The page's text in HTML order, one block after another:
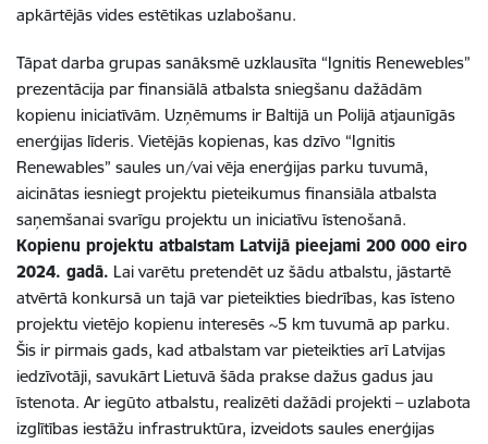
apkārtējās vides estētikas uzlabošanu.
Tāpat darba grupas sanāksmē uzklausīta “Ignitis Renewebles”
prezentācija par finansiālā atbalsta sniegšanu dažādām
kopienu iniciatīvām. Uzņēmums ir Baltijā un Polijā atjaunīgās
enerģijas līderis. Vietējās kopienas, kas dzīvo “Ignitis
Renewables” saules un/vai vēja enerģijas parku tuvumā,
aicinātas iesniegt projektu pieteikumus finansiāla atbalsta
saņemšanai svarīgu projektu un iniciatīvu īstenošanā.
Kopienu projektu atbalstam Latvijā pieejami 200 000 eiro
2024. gadā. Lai varētu pretendēt uz šādu atbalstu, jāstartē
atvērtā konkursā un tajā var pieteikties biedrības, kas īsteno
projektu vietējo kopienu interesēs ~5 km tuvumā ap parku.
Šis ir pirmais gads, kad atbalstam var pieteikties arī Latvijas
iedzīvotāji, savukārt Lietuvā šāda prakse dažus gadus jau
īstenota. Ar iegūto atbalstu, realizēti dažādi projekti – uzlabota
izglītības iestāžu infrastruktūra, izveidots saules enerģijas